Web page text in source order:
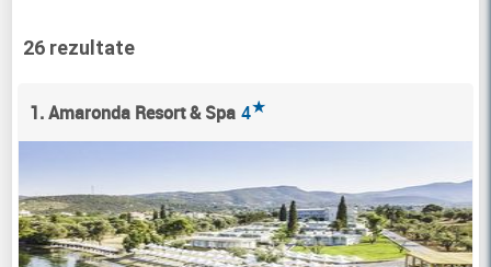
26 rezultate
1. Amaronda Resort & Spa 4★